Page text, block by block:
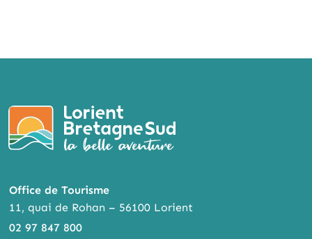
Office de Tourisme
11, quai de Rohan – 56100 Lorient
02 97 847 800